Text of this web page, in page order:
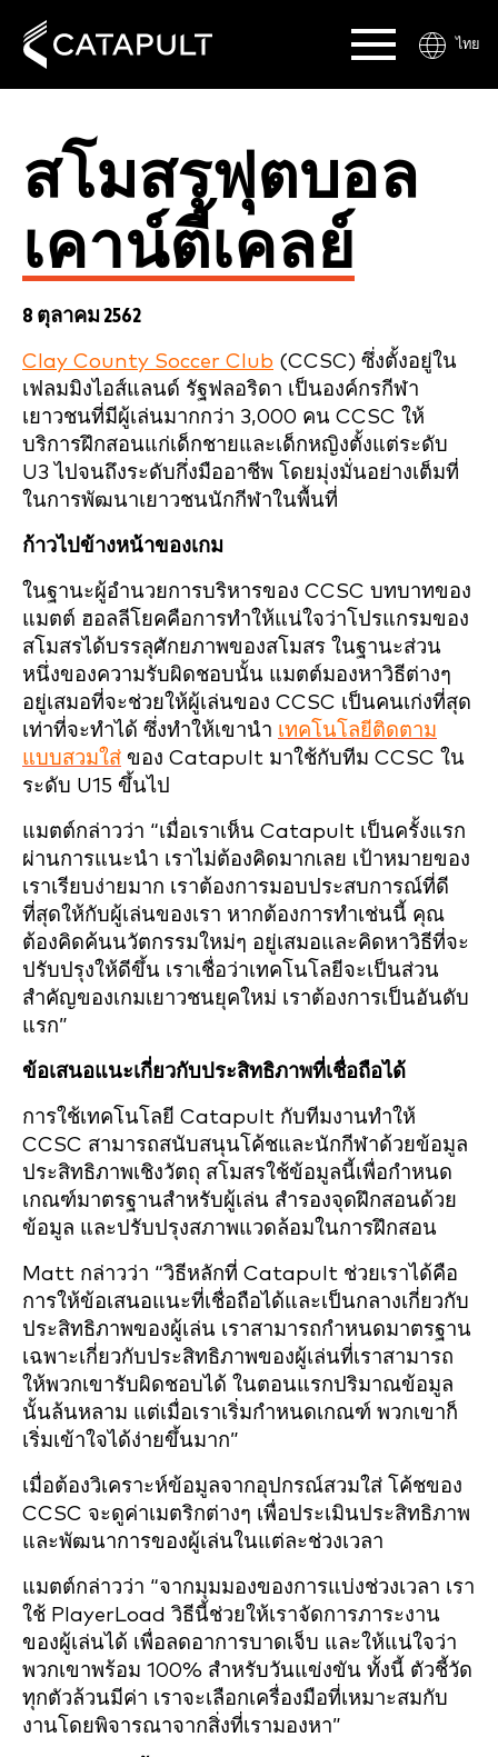
ไทย
สโมสรฟุตบอล
เคาน์ตี้เคลย์
8 ตุลาคม 2562
Clay County Soccer Club (CCSC) ซึ่งตั้งอยู่ใน
เฟลมมิงไอส์แลนด์ รัฐฟลอริดา เป็นองค์กรกีฬา
เยาวชนที่มีผู้เล่นมากกว่า 3,000 คน CCSC ให้
บริการฝึกสอนแก่เด็กชายและเด็กหญิงตั้งแต่ระดับ
U3 ไปจนถึงระดับกึ่งมืออาชีพ โดยมุ่งมั่นอย่างเต็มที่
ในการพัฒนาเยาวชนนักกีฬาในพื้นที่
ก้าวไปข้างหน้าของเกม
ในฐานะผู้อำนวยการบริหารของ CCSC บทบาทของ
แมตต์ ฮอลลีโยคคือการทำให้แน่ใจว่าโปรแกรมของ
สโมสรได้บรรลุศักยภาพของสโมสร ในฐานะส่วน
หนึ่งของความรับผิดชอบนั้น แมตต์มองหาวิธีต่างๆ
อยู่เสมอที่จะช่วยให้ผู้เล่นของ CCSC เป็นคนเก่งที่สุด
เท่าที่จะทำได้ ซึ่งทำให้เขานำ เทคโนโลยีติดตาม
แบบสวมใส่ ของ Catapult มาใช้กับทีม CCSC ใน
ระดับ U15 ขึ้นไป
แมตต์กล่าวว่า “เมื่อเราเห็น Catapult เป็นครั้งแรก
ผ่านการแนะนำ เราไม่ต้องคิดมากเลย เป้าหมายของ
เราเรียบง่ายมาก เราต้องการมอบประสบการณ์ที่ดี
ที่สุดให้กับผู้เล่นของเรา หากต้องการทำเช่นนี้ คุณ
ต้องคิดค้นนวัตกรรมใหม่ๆ อยู่เสมอและคิดหาวิธีที่จะ
ปรับปรุงให้ดีขึ้น เราเชื่อว่าเทคโนโลยีจะเป็นส่วน
สำคัญของเกมเยาวชนยุคใหม่ เราต้องการเป็นอันดับ
แรก”
ข้อเสนอแนะเกี่ยวกับประสิทธิภาพที่เชื่อถือได้
การใช้เทคโนโลยี Catapult กับทีมงานทำให้
CCSC สามารถสนับสนุนโค้ชและนักกีฬาด้วยข้อมูล
ประสิทธิภาพเชิงวัตถุ สโมสรใช้ข้อมูลนี้เพื่อกำหนด
เกณฑ์มาตรฐานสำหรับผู้เล่น สำรองจุดฝึกสอนด้วย
ข้อมูล และปรับปรุงสภาพแวดล้อมในการฝึกสอน
Matt กล่าวว่า “วิธีหลักที่ Catapult ช่วยเราได้คือ
การให้ข้อเสนอแนะที่เชื่อถือได้และเป็นกลางเกี่ยวกับ
ประสิทธิภาพของผู้เล่น เราสามารถกำหนดมาตรฐาน
เฉพาะเกี่ยวกับประสิทธิภาพของผู้เล่นที่เราสามารถ
ให้พวกเขารับผิดชอบได้ ในตอนแรกปริมาณข้อมูล
นั้นล้นหลาม แต่เมื่อเราเริ่มกำหนดเกณฑ์ พวกเขาก็
เริ่มเข้าใจได้ง่ายขึ้นมาก”
เมื่อต้องวิเคราะห์ข้อมูลจากอุปกรณ์สวมใส่ โค้ชของ
CCSC จะดูค่าเมตริกต่างๆ เพื่อประเมินประสิทธิภาพ
และพัฒนาการของผู้เล่นในแต่ละช่วงเวลา
แมตต์กล่าวว่า “จากมุมมองของการแบ่งช่วงเวลา เรา
ใช้ PlayerLoad วิธีนี้ช่วยให้เราจัดการภาระงาน
ของผู้เล่นได้ เพื่อลดอาการบาดเจ็บ และให้แน่ใจว่า
พวกเขาพร้อม 100% สำหรับวันแข่งขัน ทั้งนี้ ตัวชี้วัด
ทุกตัวล้วนมีค่า เราจะเลือกเครื่องมือที่เหมาะสมกับ
งานโดยพิจารณาจากสิ่งที่เรามองหา”